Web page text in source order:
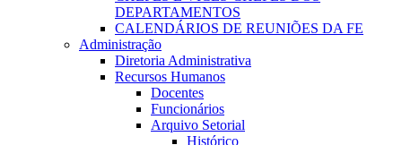
DEPARTAMENTOS
CALENDÁRIOS DE REUNIÕES DA FE
Administração
Diretoria Administrativa
Recursos Humanos
Docentes
Funcionários
Arquivo Setorial
Histórico